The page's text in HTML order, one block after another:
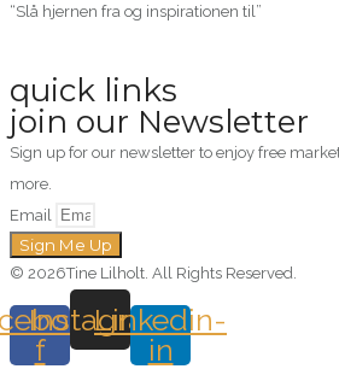
“Slå hjernen fra og inspirationen til”
quick links
join our Newsletter
Sign up for our newsletter to enjoy free
more.
Email
Sign Me Up
© 2026Tine Lilholt. All Rights Reserved.
f
Instagram
Linkedin-
in